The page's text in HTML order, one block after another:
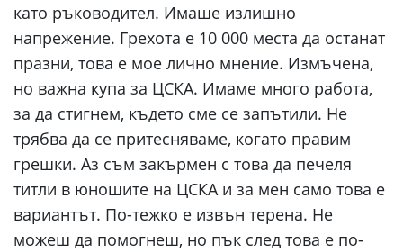
като ръководител. Имаше излишно
напрежение. Грехота е 10 000 места да останат
празни, това е мое лично мнение. Измъчена,
но важна купа за ЦСКА. Имаме много работа,
за да стигнем, където сме се запътили. Не
трябва да се притесняваме, когато правим
грешки. Аз съм закърмен с това да печеля
титли в юношите на ЦСКА и за мен само това е
вариантът. По-тежко е извън терена. Не
можеш да помогнеш, но пък след това е по-